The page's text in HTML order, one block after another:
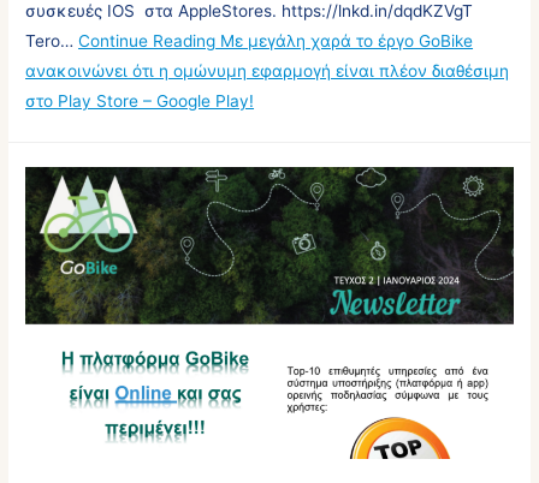
συσκευές IOS στα AppleStores. https://lnkd.in/dqdKZVgT
Tero…Continue Reading Με μεγάλη χαρά το έργο GoBike
ανακοινώνει ότι η ομώνυμη εφαρμογή είναι πλέον διαθέσιμη
στο Play Store – Google Play!